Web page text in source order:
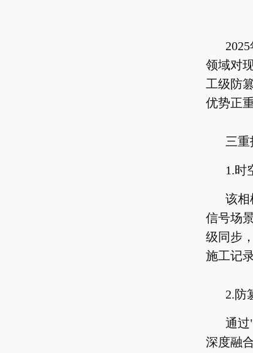
领域对
工级防
优势正
三
1.时
该相
信号场
级同步
施工记
2.防
通过
深度融